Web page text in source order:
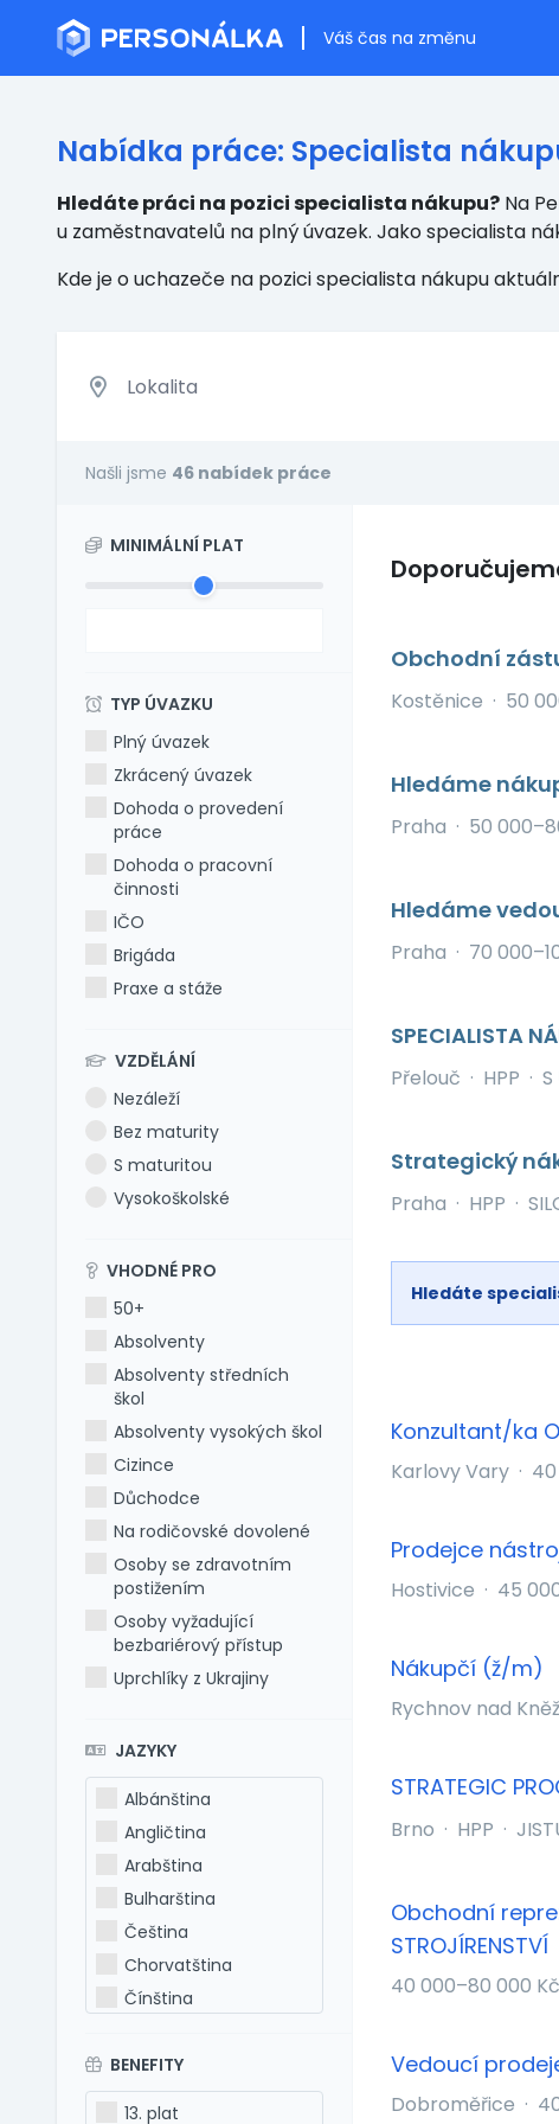
Váš čas na změnu
Nabídka práce: Specialista
Hledáte práci na pozici specialista nákupu? Na
u zaměstnavatelů na plný úvazek. Jako specialista
Kde je o uchazeče na pozici specialista nákupu
Našli jsme 46 nabídek práce
MINIMÁLNÍ PLAT
TYP ÚVAZKU
Plný úvazek
Zkrácený úvazek
Dohoda o provedení
práce
Dohoda o pracovní
činnosti
IČO
Brigáda
Praxe a stáže
VZDĚLÁNÍ
Nezáleží
Bez maturity
S maturitou
Vysokoškolské
VHODNÉ PRO
50+
Absolventy
Absolventy středních
škol
Absolventy vysokých škol
Cizince
Důchodce
Na rodičovské dovolené
Osoby se zdravotním
postižením
Osoby vyžadující
bezbariérový přístup
Uprchlíky z Ukrajiny
JAZYKY
Albánština
Angličtina
Arabština
Bulharština
Čeština
Chorvatština
Čínština
Francouzština
Hebrejština
BENEFITY
13. plat
Obchodní
Kostěnice · 50
Hledáme
Praha · 50
Hledáme
Praha · 70
SPECIALISTA
Přelouč · HPP · S
Strategický
Praha · HPP ·
Hledáte
Konzultant/ka
Karlovy Vary ·
Prodejce
Hostivice · 45
Nákupčí (ž/m)
Rychnov nad
STRATEGIC
Brno · HPP ·
Obchodní
STROJÍRENSTVÍ
40 000–80 000 Kč
Vedoucí
Dobroměřice ·